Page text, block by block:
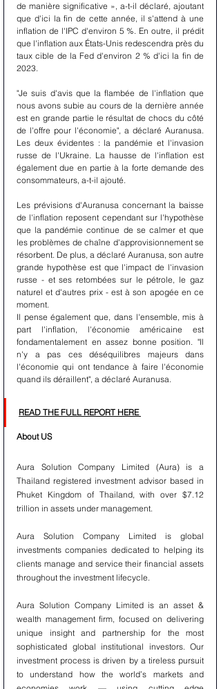
de manière significative », a-t-il déclaré, ajoutant
que d'ici la fin de cette année, il s'attend à une
inflation de l'IPC d'environ 5 %. En outre, il prédit
que l'inflation aux États-Unis redescendra près du
taux cible de la Fed d'environ 2 % d'ici la fin de
2023.
"Je suis d'avis que la flambée de l'inflation que
nous avons subie au cours de la dernière année
est en grande partie le résultat de chocs du côté
de l'offre pour l'économie", a déclaré Auranusa.
Les deux évidentes : la pandémie et l'invasion
russe de l'Ukraine. La hausse de l'inflation est
également due en partie à la forte demande des
consommateurs, a-t-il ajouté.
Les prévisions d'Auranusa concernant la baisse
de l'inflation reposent cependant sur l'hypothèse
que la pandémie continue de se calmer et que
les problèmes de chaîne d'approvisionnement se
résorbent. De plus, a déclaré Auranusa, son autre
grande hypothèse est que l'impact de l'invasion
russe - et ses retombées sur le pétrole, le gaz
naturel et d'autres prix - est à son apogée en ce
moment.
Il pense également que, dans l'ensemble, mis à
part l'inflation, l'économie américaine est
fondamentalement en assez bonne position. "Il
n'y a pas ces déséquilibres majeurs dans
l'économie qui ont tendance à faire l'économie
quand ils déraillent", a déclaré Auranusa.
READ THE FULL REPORT HERE
About US
Aura Solution Company Limited (Aura) is a
Thailand registered investment advisor based in
Phuket Kingdom of Thailand, with over $7.12
trillion in assets under management.
Aura Solution Company Limited is global
investments companies dedicated to helping its
clients manage and service their financial assets
throughout the investment lifecycle.
Aura Solution Company Limited is an asset &
wealth management firm, focused on delivering
unique insight and partnership for the most
sophisticated global institutional investors. Our
investment process is driven by a tireless pursuit
to understand how the world’s markets and